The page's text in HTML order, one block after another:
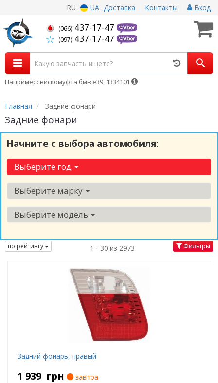
RU UA Доставка Контакты Вход
(066) 437-17-47
(097) 437-17-47
Например: вискомуфта бмв е39, 1334101
Главная Задние фонари
Задние фонари
Начните с выбора автомобиля:
Выберите год
Выберите марку
Выберите модель
по рейтингу 1 - 30 из 2973 Фильтры
Задний фонарь, правый
1 939 грн
завтра